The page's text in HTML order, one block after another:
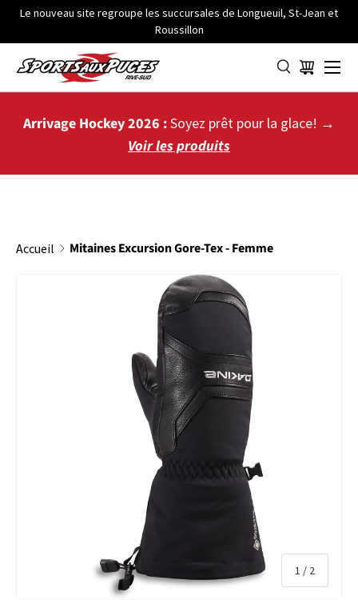
ALLER AU CONTENU
Le nouveau site regroupe les succursales de Longueuil, St-Jean et
Roussillon
Panier
Menu
Arrivage Hockey 2026 :Soyez prêt pour la glace! →
Voir les produits
Accueil Mitaines Excursion Gore-Tex - Femme
PASSER AUX INFORMATIONS PRODUITS
1 / de
2